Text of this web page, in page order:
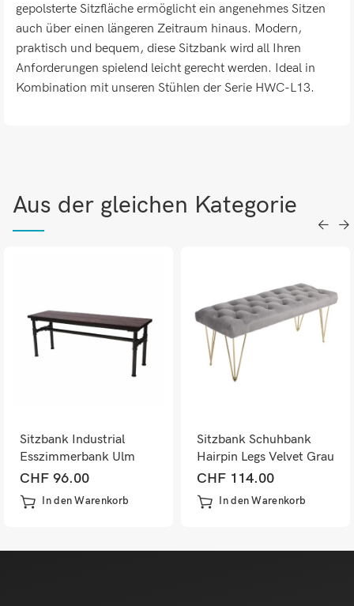
gepolsterte Sitzfläche ermöglicht ein angenehmes Sitzen
auch über einen längeren Zeitraum hinaus. Modern,
praktisch und bequem, diese Sitzbank wird all Ihren
Anforderungen spielend leicht gerecht werden. Ideal in
Kombination mit unseren Stühlen der Serie HWC-L13.
Aus der gleichen Kategorie
Sitzbank Industrial
Esszimmerbank Ulm
120x35cm FSC-
zertifiziert
CHF 96.00
In den Warenkorb
Sitzbank Schuhbank
Hairpin Legs Velvet Grau
CHF 114.00
In den Warenkorb